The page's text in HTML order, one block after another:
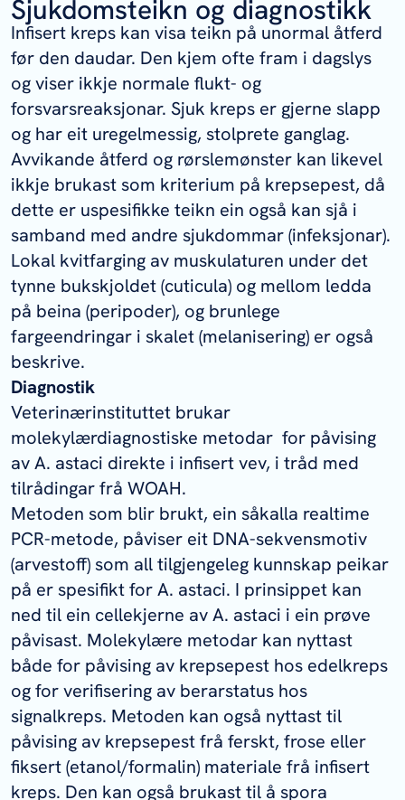
Sjukdomsteikn og diagnostikk
Infisert kreps kan visa teikn på unormal åtferd
før den daudar. Den kjem ofte fram i dagslys
og viser ikkje normale flukt- og
forsvarsreaksjonar. Sjuk kreps er gjerne slapp
og har eit uregelmessig, stolprete ganglag.
Avvikande åtferd og rørslemønster kan likevel
ikkje brukast som kriterium på krepsepest, då
dette er uspesifikke teikn ein også kan sjå i
samband med andre sjukdommar (infeksjonar).
Lokal kvitfarging av muskulaturen under det
tynne bukskjoldet (cuticula) og mellom ledda
på beina (peripoder), og brunlege
fargeendringar i skalet (melanisering) er også
beskrive.
Diagnostik
Veterinærinstituttet brukar
molekylærdiagnostiske metodar for påvising
avA. astaci direkte i infisert vev, i tråd med
tilrådingar frå WOAH.
Metoden som blir brukt, ein såkalla realtime
PCR-metode, påviser eit DNA-sekvensmotiv
(arvestoff) som all tilgjengeleg kunnskap peikar
på er spesifikt forA. astaci. I prinsippet kan
ned til ein cellekjerne avA. astaci i ein prøve
påvisast. Molekylære metodar kan nyttast
både for påvising av krepsepest hos edelkreps
og for verifisering av berarstatus hos
signalkreps. Metoden kan også nyttast til
påvising av krepsepest frå ferskt, frose eller
fiksert (etanol/formalin) materiale frå infisert
kreps. Den kan også brukast til å spora